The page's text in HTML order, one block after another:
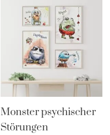
Monster psychischer
Störungen